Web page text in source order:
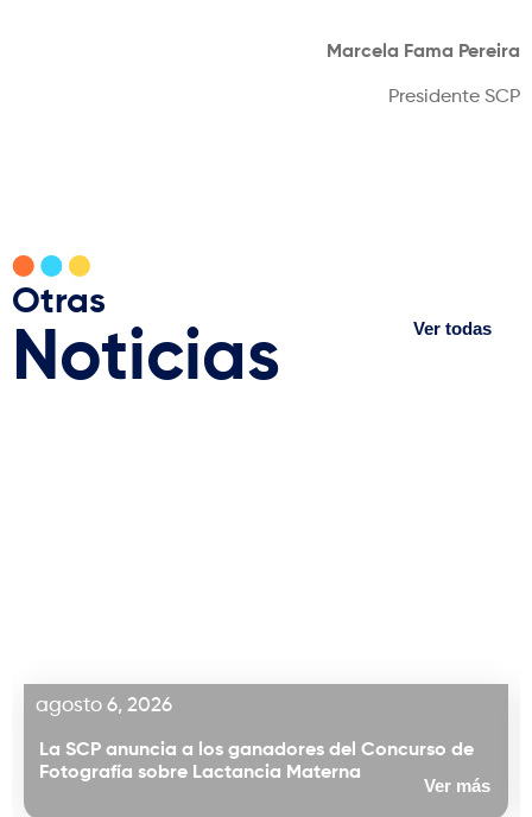
Marcela Fama Pereira
Presidente SCP
Otras
Noticias Ver todas
agosto 6, 2026
La SCP anuncia a los ganadores del Concurso de
Fotografía sobre Lactancia Materna
Ver más